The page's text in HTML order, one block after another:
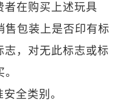
者在购买上述玩具
售包装上是否印有标
志，对无此标志或标
全类别。